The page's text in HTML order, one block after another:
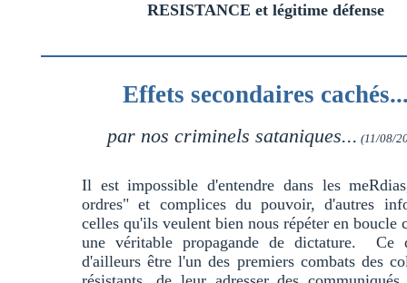
RESISTANCE et légitime défense
Effets secondaires
par nos criminels sataniques... (11/08/
Il est impossible d'entendre dans les
ordres" et complices du pouvoir, d'autres
celles qu'ils veulent bien nous répéter en boucle
une véritable propagande de dictature. Ce
d'ailleurs être l'un des premiers combats des